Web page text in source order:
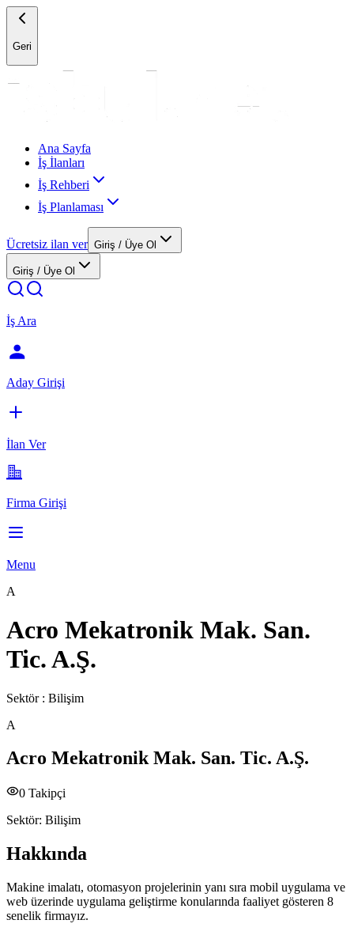
Geri
Ana Sayfa
İş İlanları
İş Rehberi
İş Planlaması
Ücretsiz ilan ver Giriş / Üye Ol
Giriş / Üye Ol
İş Ara
Aday Girişi
İlan Ver
Firma Girişi
Menu
A
Acro Mekatronik Mak. San.
Tic. A.Ş.
Sektör : Bilişim
A
Acro Mekatronik Mak. San. Tic. A.Ş.
0 Takipçi
Sektör: Bilişim
Hakkında
Makine imalatı, otomasyon projelerinin yanı sıra mobil uygulama ve
web üzerinde uygulama geliştirme konularında faaliyet gösteren 8
senelik firmayız.